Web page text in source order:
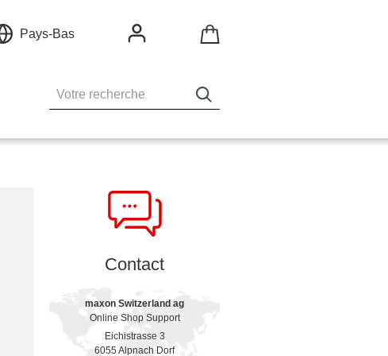
Pays-Bas
Contact
maxon Switzerland ag
Online Shop Support
Eichistrasse 3
6055 Alpnach Dorf